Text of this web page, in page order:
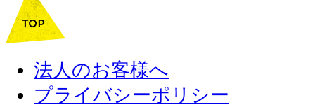
法人のお客様へ
プライバシーポリシー